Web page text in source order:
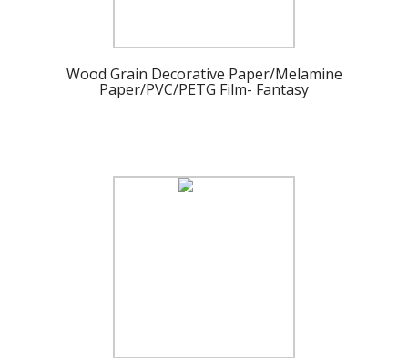
Wood Grain Decorative Paper/Melamine
Paper/PVC/PETG Film- Fantasy